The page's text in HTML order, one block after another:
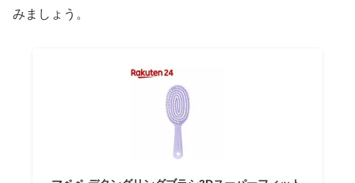
みましょう。